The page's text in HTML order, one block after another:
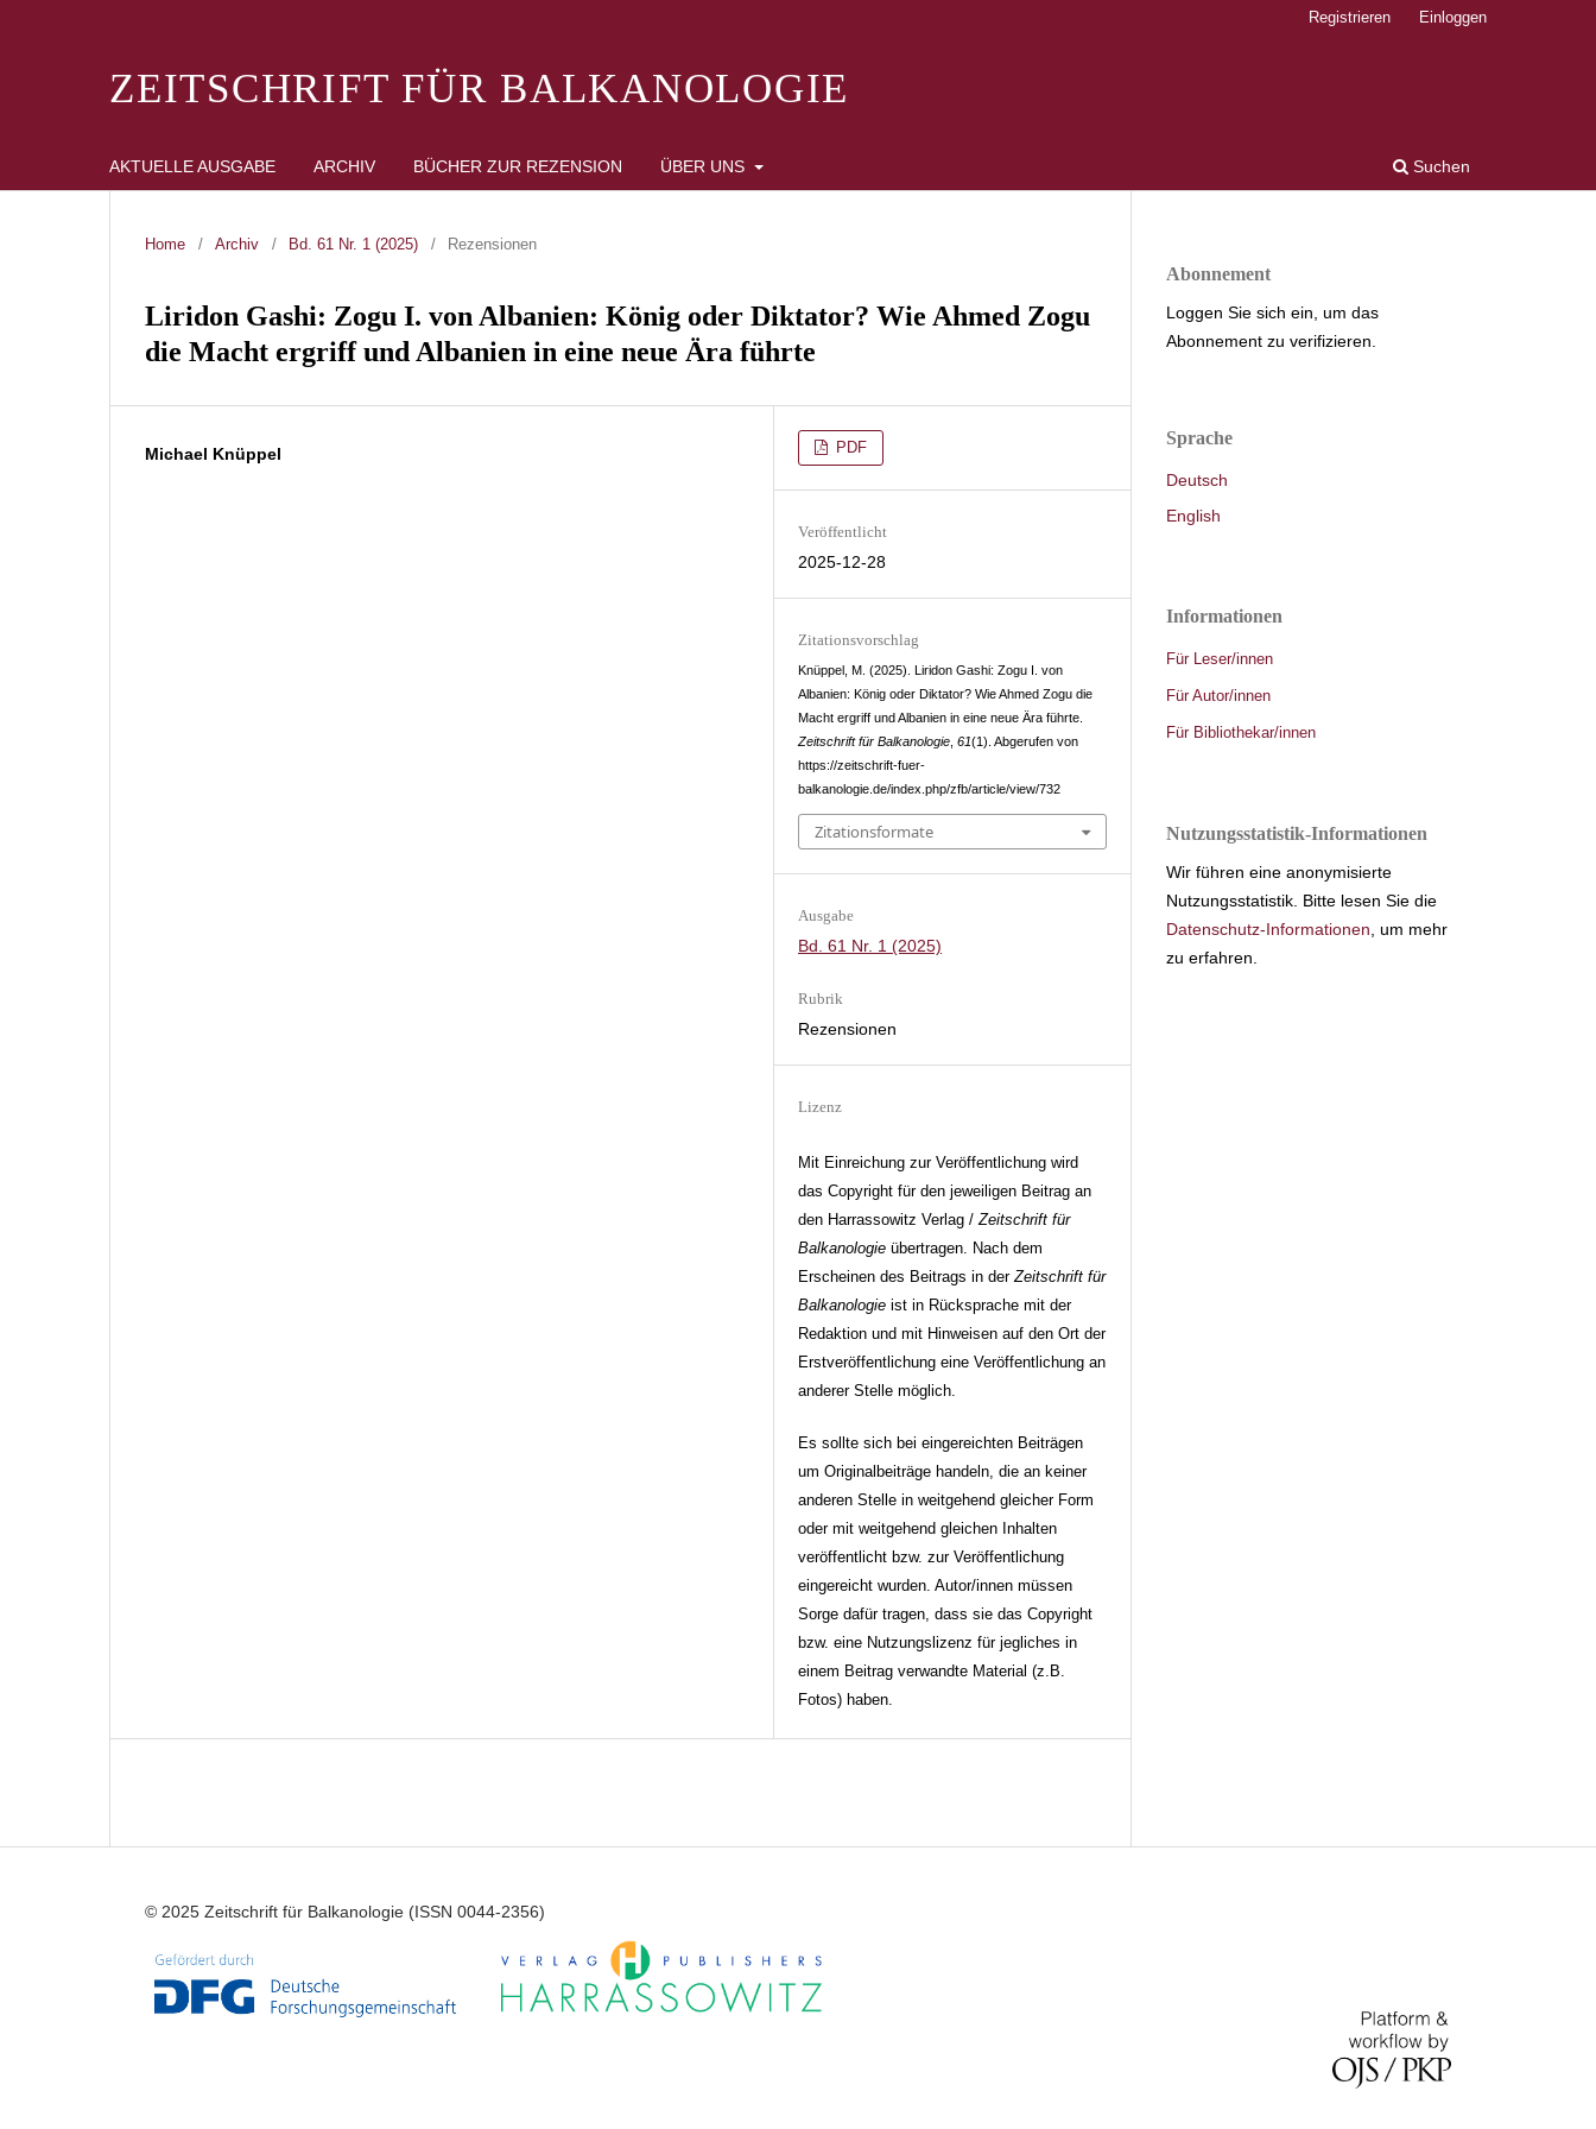
ZEITSCHRIFT FÜR BALKANOLOGIE
AKTUELLE AUSGABE ARCHIV BÜCHER ZUR REZENSION ÜBER UNS Suchen
Registrieren Einloggen
Home / Archiv / Bd. 61 Nr. 1 (2025) / Rezensionen
Liridon Gashi: Zogu I. von Albanien: König oder Diktator? Wie Ahmed Zogu
die Macht ergriff und Albanien in eine neue Ära führte
Michael Knüppel PDF
Veröffentlicht
2025-12-28
Zitationsvorschlag
Knüppel, M. (2025). Liridon Gashi: Zogu I. von
Albanien: König oder Diktator? Wie Ahmed Zogu die
Macht ergriff und Albanien in eine neue Ära führte.
Zeitschrift für Balkanologie ,61(1). Abgerufen von
https://zeitschrift-fuer-
balkanologie.de/index.php/zfb/article/view/732
Zitationsformate
Ausgabe
Bd. 61 Nr. 1 (2025)
Rubrik
Rezensionen
Lizenz
Mit Einreichung zur Veröffentlichung wird
das Copyright für den jeweiligen Beitrag an
den Harrassowitz Verlag /Zeitschrift für
Balkanologieübertragen. Nach dem
Erscheinen des Beitrags in derZeitschrift für
Balkanologieist in Rücksprache mit der
Redaktion und mit Hinweisen auf den Ort der
Erstveröffentlichung eine Veröffentlichung an
anderer Stelle möglich.
Es sollte sich bei eingereichten Beiträgen
um Originalbeiträge handeln, die an keiner
anderen Stelle in weitgehend gleicher Form
oder mit weitgehend gleichen Inhalten
veröffentlicht bzw. zur Veröffentlichung
eingereicht wurden. Autor/innen müssen
Sorge dafür tragen, dass sie das Copyright
bzw. eine Nutzungslizenz für jegliches in
einem Beitrag verwandte Material (z.B.
Fotos) haben.
Abonnement
Loggen Sie sich ein, um das
Abonnement zu verifizieren.
Sprache
Deutsch
English
Informationen
Für Leser/innen
Für Autor/innen
Für Bibliothekar/innen
Nutzungsstatistik-Informationen
Wir führen eine anonymisierte
Nutzungsstatistik. Bitte lesen Sie die
Datenschutz-Informationen , um mehr
zu erfahren.
© 2025 Zeitschrift für Balkanologie (ISSN 0044-2356)